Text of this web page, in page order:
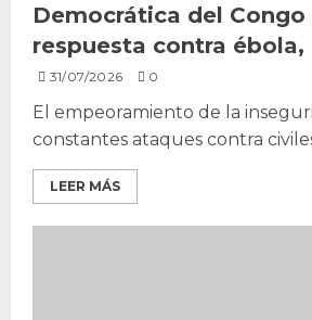
Democrática del
respuesta contra ébola,
31/07/2026 0
El empeoramiento de la
constantes ataques contra
LEER MÁS